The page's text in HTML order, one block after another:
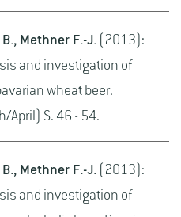
Methner F.-J. (2013):
and investigation of
wheat beer.
April) S. 46 - 54.
Methner F.-J. (2013):
and investigation of